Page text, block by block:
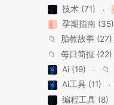
技术 (71)
孕期指南 (35)
📁
胎教故事 (27)
📁
每日简报 (22)
Ai (19)
📁
Ai工具 (11)
编程工具 (8)